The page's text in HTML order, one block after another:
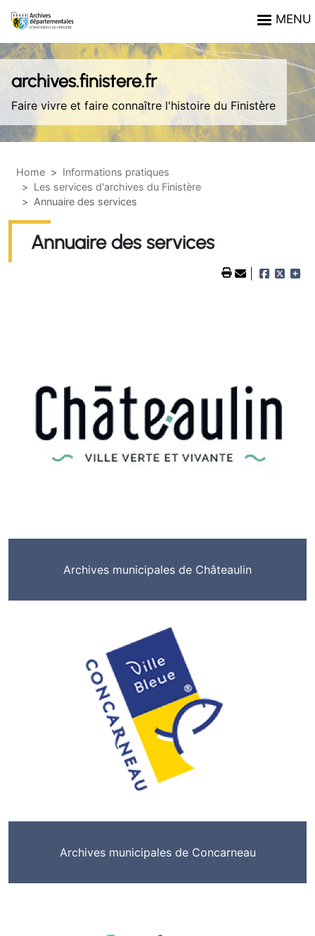
archives.finistere.fr
Faire vivre et faire connaître l'histoire du Finistère
MENU
Home
Informations pratiques
Les services d'archives du Finistère
Annuaire des services
Annuaire des services
Archives municipales de Châteaulin
Archives municipales de Concarneau
Panneau de gestion des cookies